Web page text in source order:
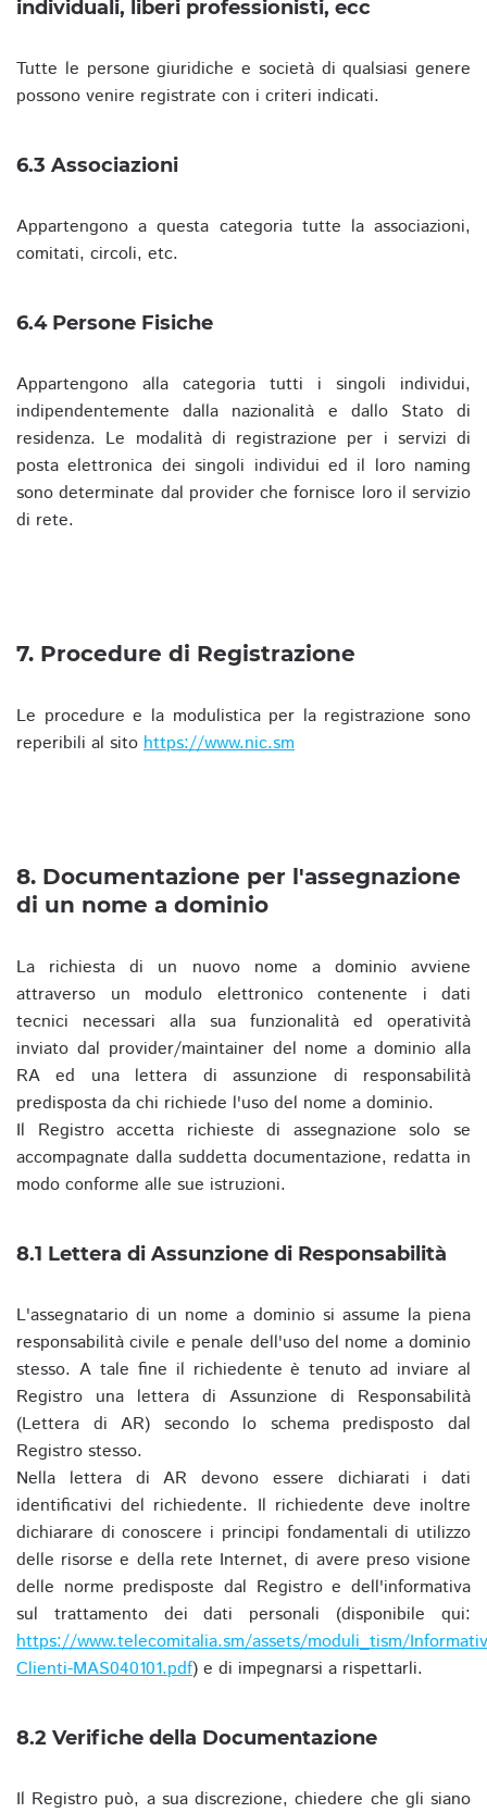
individuali, liberi professionisti, ecc
Tutte le persone giuridiche e società di qualsiasi genere
possono venire registrate con i criteri indicati.
6.3 Associazioni
Appartengono a questa categoria tutte la associazioni,
comitati, circoli, etc.
6.4 Persone Fisiche
Appartengono alla categoria tutti i singoli individui,
indipendentemente dalla nazionalità e dallo Stato di
residenza. Le modalità di registrazione per i servizi di
posta elettronica dei singoli individui ed il loro naming
sono determinate dal provider che fornisce loro il servizio
di rete.
7. Procedure di Registrazione
Le procedure e la modulistica per la registrazione sono
reperibili al sito https://www.nic.sm
8. Documentazione per l'assegnazione
di un nome a dominio
La richiesta di un nuovo nome a dominio avviene
attraverso un modulo elettronico contenente i dati
tecnici necessari alla sua funzionalità ed operatività
inviato dal provider/maintainer del nome a dominio alla
RA ed una lettera di assunzione di responsabilità
predisposta da chi richiede l'uso del nome a dominio.
Il Registro accetta richieste di assegnazione solo se
accompagnate dalla suddetta documentazione, redatta in
modo conforme alle sue istruzioni.
8.1 Lettera di Assunzione di Responsabilità
L'assegnatario di un nome a dominio si assume la piena
responsabilità civile e penale dell'uso del nome a dominio
stesso. A tale fine il richiedente è tenuto ad inviare al
Registro una lettera di Assunzione di Responsabilità
(Lettera di AR) secondo lo schema predisposto dal
Registro stesso.
Nella lettera di AR devono essere dichiarati i dati
identificativi del richiedente. Il richiedente deve inoltre
dichiarare di conoscere i principi fondamentali di utilizzo
delle risorse e della rete Internet, di avere preso visione
delle norme predisposte dal Registro e dell'informativa
sul trattamento dei dati personali (disponibile qui:
https://www.telecomitalia.sm/assets/moduli_tism/
Clienti-MAS040101.pdf) e di impegnarsi a rispettarli.
8.2 Verifiche della Documentazione
Il Registro può, a sua discrezione, chiedere che gli siano